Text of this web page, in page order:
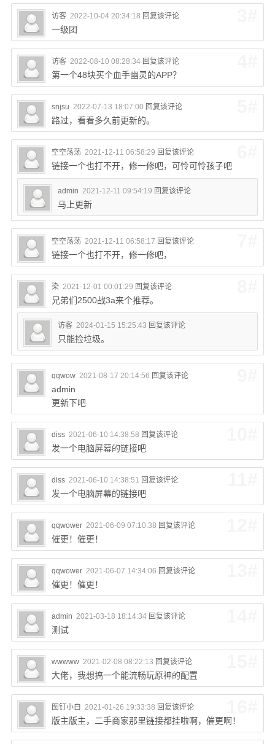
访客 2022-10-04 20:34:18 回复该评论
一级团
访客 2022-08-10 08:28:34 回复该评论
第一个48块买个血手幽灵的APP？
snjsu 2022-07-13 18:07:00 回复该评论
路过，看看多久前更新的。
空空荡荡 2021-12-11 06:58:29 回复该评论
链接一个也打不开，修一修吧，可怜可怜孩子吧
admin 2021-12-11 09:54:19 回复该评论
马上更新
空空荡荡 2021-12-11 06:58:17 回复该评论
链接一个也打不开，修一修吧，
染 2021-12-01 00:01:29 回复该评论
兄弟们2500战3a来个推荐。
访客 2024-01-15 15:25:43 回复该评论
只能捡垃圾。
qqwow 2021-08-17 20:14:56 回复该评论
admin
更新下吧
diss 2021-06-10 14:38:58 回复该评论
发一个电脑屏幕的链接吧
diss 2021-06-10 14:38:51 回复该评论
发一个电脑屏幕的链接吧
qqwower 2021-06-09 07:10:38 回复该评论
催更！催更！
qqwower 2021-06-07 14:34:06 回复该评论
催更！催更！
admin 2021-03-18 18:14:34 回复该评论
测试
wwwww 2021-02-08 08:22:13 回复该评论
大佬，我想搞一个能流畅玩原神的配置
图钉小白 2021-01-26 19:33:38 回复该评论
版主版主，二手商家那里链接都挂啦啊，催更啊！